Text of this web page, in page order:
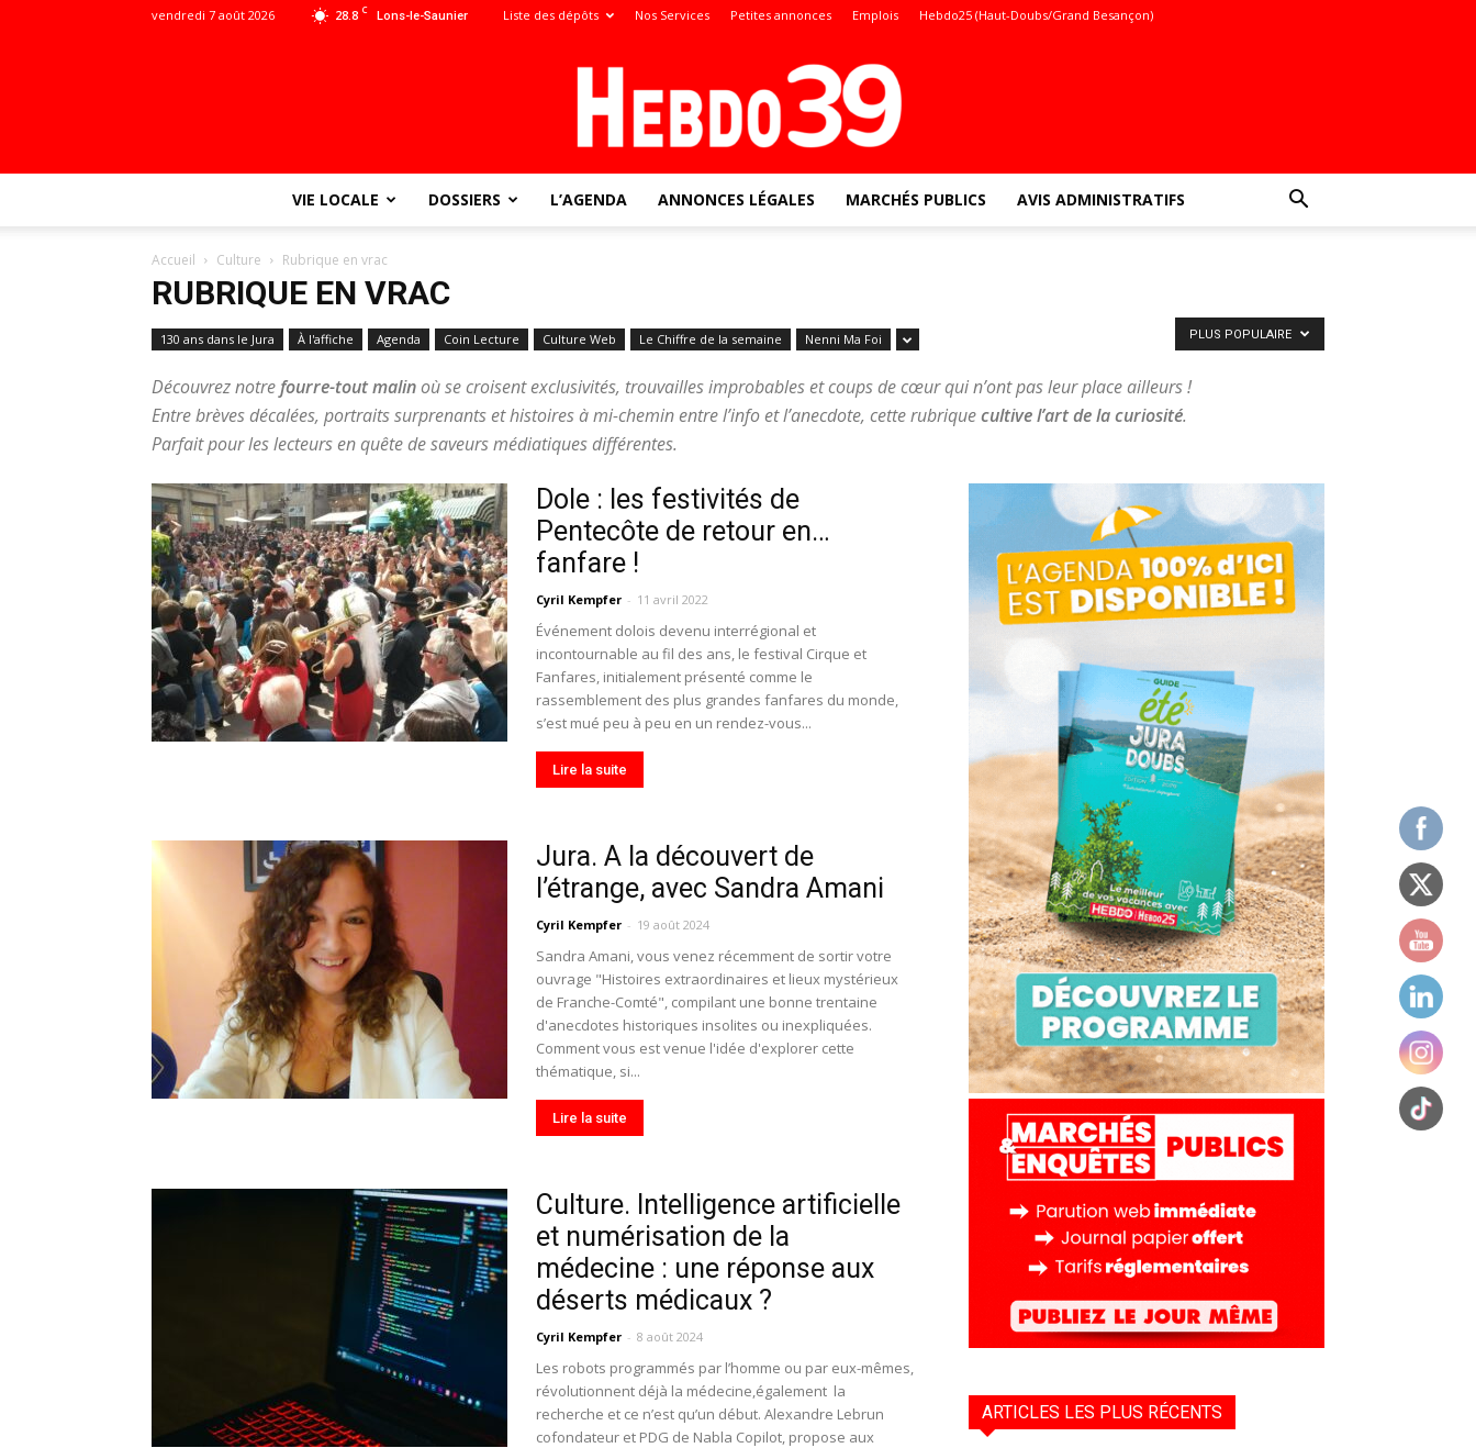
28.8 C Lons-le-Saunier
vendredi 7 août 2026 Liste des dépôts Nos Services Petites annonces Emplois Hebdo25 (Haut-Doubs/Grand Besançon)
toute
l'info
VIE LOCALE DOSSIERS L’AGENDA ANNONCES LÉGALES MARCHÉS PUBLICS AVIS ADMINISTRATIFS
Accueil Culture Rubrique en vrac
RUBRIQUE EN VRAC
130 ans dans le Jura À l'affiche Agenda Coin Lecture Culture Web Le Chiffre de la semaine Nenni Ma Foi
Découvrez notrefourre-tout malinoù se croisent exclusivités, trouvailles improbables et coups de cœur qui n’ont pas leur place ailleurs !
Entre brèves décalées, portraits surprenants et histoires à mi-chemin entre l’info et l’anecdote, cette rubriquecultive l’art de la curiosité.
Parfait pour les lecteurs en quête de saveurs médiatiques différentes.
PLUS POPULAIRE
Dole : les festivités de
Pentecôte de retour en…
fanfare !
Cyril Kempfer - 11 avril 2022
Événement dolois devenu interrégional et
incontournable au fil des ans, le festival Cirque et
Fanfares, initialement présenté comme le
rassemblement des plus grandes fanfares du monde,
s’est mué peu à peu en un rendez-vous...
Lire la suite
Jura. A la découvert de
l’étrange, avec Sandra Amani
Cyril Kempfer - 19 août 2024
Sandra Amani, vous venez récemment de sortir votre
ouvrage "Histoires extraordinaires et lieux mystérieux
de Franche-Comté", compilant une bonne trentaine
d'anecdotes historiques insolites ou inexpliquées.
Comment vous est venue l'idée d'explorer cette
thématique, si...
Lire la suite
Culture. Intelligence artificielle
et numérisation de la
médecine : une réponse aux
déserts médicaux ?
Cyril Kempfer - 8 août 2024
Les robots programmés par l’homme ou par eux-mêmes,
révolutionnent déjà la médecine,également la
recherche et ce n’est qu’un début. Alexandre Lebrun
cofondateur et PDG de Nabla Copilot, propose aux
ARTICLES LES PLUS RÉCENTS